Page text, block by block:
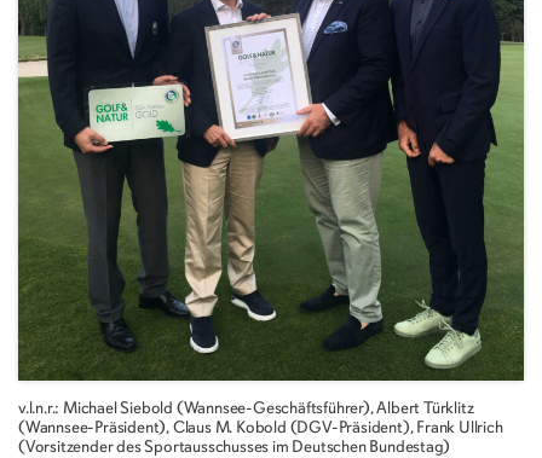
v.l.n.r.: Michael Siebold (Wannsee-Geschäftsführer), Albert Türklitz
(Wannsee-Präsident), Claus M. Kobold (DGV-Präsident), Frank Ullrich
(Vorsitzender des Sportausschusses im Deutschen Bundestag)